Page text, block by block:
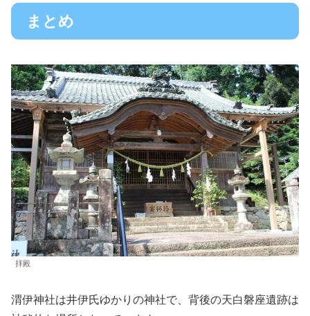
まとめ
拝殿
渭伊神社は井伊氏ゆかりの神社で、背後の天白磐座遺跡は